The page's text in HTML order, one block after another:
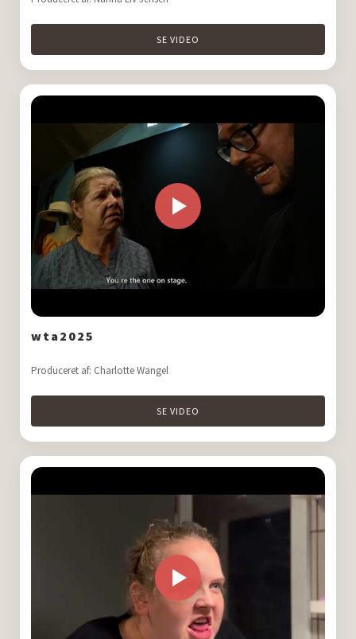
SE VIDEO
wta2025
Produceret af: Charlotte Wangel
SE VIDEO